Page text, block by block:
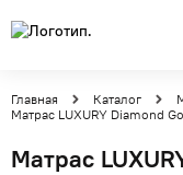
Главная Каталог
Матрас LUXURY Diamond
Матрас